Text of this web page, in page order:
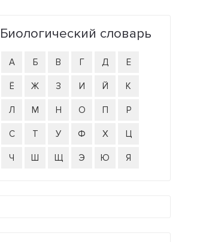
Биологический словарь
А Б В Г Д Е
Ё Ж З И Й К
Л М Н О П Р
С Т У Ф Х Ц
Ч Ш Щ Э Ю Я